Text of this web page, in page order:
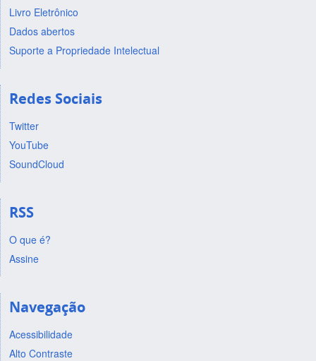
Livro Eletrônico
Dados abertos
Suporte a Propriedade Intelectual
Redes Sociais
Twitter
YouTube
SoundCloud
RSS
O que é?
Assine
Navegação
Acessibilidade
Alto Contraste